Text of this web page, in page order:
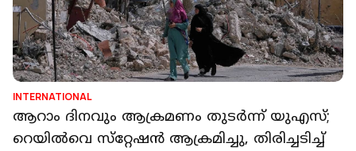
INTERNATIONAL
ആറാം ദിനവും ആക്രമണം തുടര്‍ന്ന് യുഎസ്;
റെയില്‍വെ സ്‌റ്റേഷന്‍ ആക്രമിച്ചു, തിരിച്ചടിച്ച്